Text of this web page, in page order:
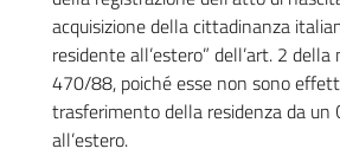
acquisizione della cittadinanza
residente all’estero” dell’art. 2
470/88, poiché esse non sono
trasferimento della residenza da un
all’estero.